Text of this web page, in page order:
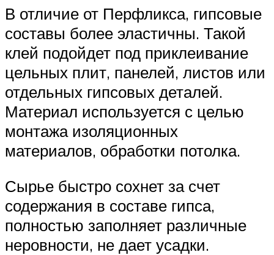
В отличие от Перфликса, гипсовые
составы более эластичны. Такой
клей подойдет под приклеивание
цельных плит, панелей, листов или
отдельных гипсовых деталей.
Материал используется с целью
монтажа изоляционных
материалов, обработки потолка.
Сырье быстро сохнет за счет
содержания в составе гипса,
полностью заполняет различные
неровности, не дает усадки.